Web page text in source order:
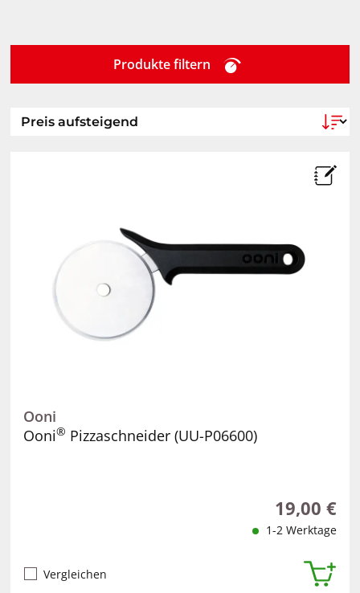
Produkte filtern
Ooni
Ooni® Pizzaschneider (UU-P06600)
Regulärer
19,00 €
1-2 Werktage
Vergleichen